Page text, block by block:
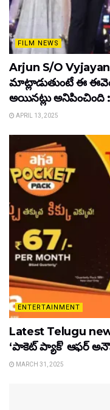
FILM NEWS
Arjun S/O
మాట్లాడుతుంటే ఈ
అయినట్లు అనిపించింది
APRIL 13, 2025
ENTERTAINMENT
Latest Telugu
‘పాకెట్ ప్యాక్’ ఆఫర్
MARCH 31, 2025